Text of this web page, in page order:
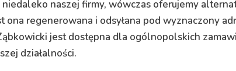
naszej firmy, wówczas oferujemy
ona regenerowana i odsyłana pod wyznaczony
jest dostępna dla ogólnopolskich
działalności.